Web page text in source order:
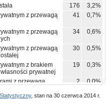
176
3,2%
z przewagą
41 0,7%
z przewagą
34 0,6%
z przewagą
30 0,5%
z brakiem
prywatnej
19 0,3%
z przewagą
2 0,0%
, stan na 30 czerwca 2014 r.